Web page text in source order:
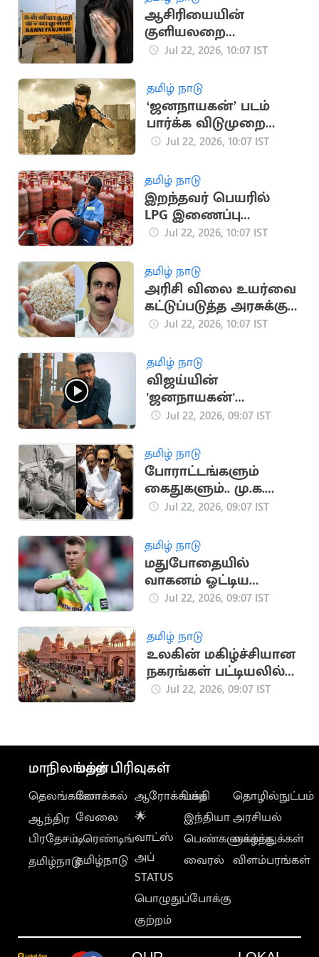
ஆசிரியையின்
குளியலறை
வீடியோவை வைத்து
வழக்கு
Jul 22, 2026, 10:07 IST
தமிழ் நாடு
‘ஜனநாயகன்’ படம்
பார்க்க விடுமுறை
அறிவித்த தமிழக
Jul 22, 2026, 10:07 IST
தமிழ் நாடு
இறந்தவர் பெயரில்
LPG இணைப்பு
இருந்தால் சிலிண்டர்
Jul 22, 2026, 10:07 IST
தமிழ் நாடு
அரிசி விலை உயர்வை
கட்டுப்படுத்த அரசுக்கு
அன்புமணி ராமதாஸ்
Jul 22, 2026, 10:07 IST
தமிழ் நாடு
விஜய்யின்
'ஜனநாயகன்'
படத்திற்கு
காட்சிக்கு அனுமதி
Jul 22, 2026, 09:07 IST
தமிழ் நாடு
போராட்டங்களும்
கைதுகளும்.. மு.க.
ஸ்டாலினின் அரசியல்
Jul 22, 2026, 09:07 IST
தமிழ் நாடு
மதுபோதையில்
வாகனம் ஓட்டிய
டேவிட் வார்னருக்கு
Jul 22, 2026, 09:07 IST
தமிழ் நாடு
உலகின் மகிழ்ச்சியான
நகரங்கள் பட்டியலில்
ஜெய்ப்பூர் 6-வது இடம்
Jul 22, 2026, 09:07 IST
மாநிலங்கள்
தெலங்கானா
ஆந்திர
பிரதேசம்
தமிழ்நாடு
மற்ற பிரிவுகள்
லோக்கல்
வேலை
டிரெண்டிங்
தமிழ்நாடு
ஆரோக்கியம்
🌟
வாட்ஸ்
அப்
STATUS
பொழுதுப்போக்கு
குற்றம்
பக்தி
இந்தியா
பெண்களுக்காக
வைரல்
தொழில்நுட்பம்
அரசியல்
வாழ்த்துக்கள்
விளம்பரங்கள்